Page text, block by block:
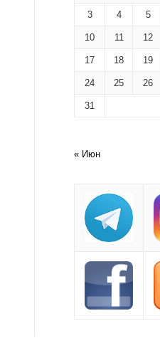
3 4 5
10 11 12
17 18 19
24 25 26
31
« Июн